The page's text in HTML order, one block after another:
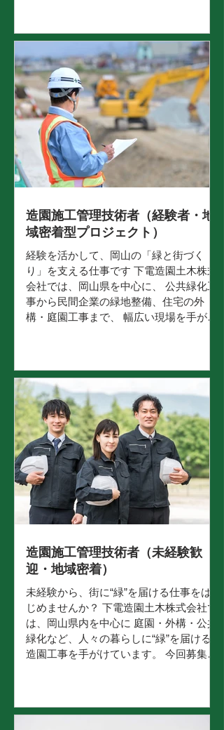
ート・植栽などの完成イメージを具体的
な「かたち」にしていく仕事です。 「こ
んな庭で暮らしたい」 その想いを、図面
とデザインで支えるポジションです。 仕
事内容 住宅や公共施設を中心に、 外構・
造園・エクステリアの設計・積算業務を
担当します。 具体的には… お客様のご要
望をもとにした外構・造園デザイン設計
3DCADを使用した完成イメージの作成
（使用ソフト：ExCAD／IJCAD など）
会社との調整 営業・施工管理スタッフと
の連携 設計だけで終わらず、デザインか
ら完成まで一貫して関われるのが特長で
す。 未経験の方も、先輩社員のサポート
を受けながら 少しずつスキルを身につけ
ていただけます。 この仕事の魅力 図面や
デザイ
造園施工管理技術者（経験者・地
域密着型プロジェクト）
経験を活かして、岡山の「緑と街づく
り」を支える仕事です 下電造園土木株式
会社では、岡山県を中心に、 公共緑化工
事から民間企業の緑地整備、住宅の外
構・庭園工事まで、 幅広い現場を手がけ
に根ざしたプロジェクトで、長くご活躍
いただけるポジションです。 官公庁案件
のようなスケールの大きい現場から、企
業緑地・個人邸の庭園まで、 「緑ある景
観」を形にする仕事に携われます。 仕事
内容 岡山県内を中心に、公共緑化工事や
外構工事などの 施工管理業務を担当して
いただきます。 主な業務内容 現場の工
程・品質・安全・原価管理 協力会社や職
人さんの手配・指示 材料発注、進捗確認
場は「地域密着」。街の景観を支えるや
りがいのある仕事です。 （トラック・乗
用車／業務使用） この仕事の魅力 公共工
事〜住宅庭園まで、幅広い案件に携われ
る 経験者は即戦力として歓迎（現場代理
人・主任技術者経験は尚可） 下電グルー
プの安定基盤のもと、
造園施工管理技術者（未経験歓
迎・地域密着）
未経験から、街に“緑”を届ける仕事をは
じめませんか？ 下電造園土木株式会社で
は、岡山県内を中心に 庭園・外構・公共
緑化など、人々の暮らしに“緑”を届ける
造園工事を手がけています。 今回募集す
て、長く働ける仕事がしたい」 そんな方